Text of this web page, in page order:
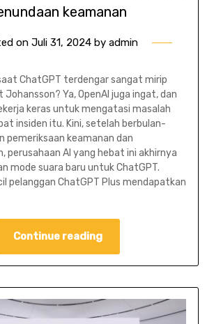
keamanan
on Juli 31, 2024 by admin
ChatGPT terdengar sangat mirip
Ya, OpenAI juga ingat, dan
keras untuk mengatasi masalah
insiden itu. Kini, setelah berbulan-
pemeriksaan keamanan dan
perusahaan AI yang hebat ini akhirnya
mode suara baru untuk ChatGPT.
pelanggan ChatGPT Plus mendapatkan
Continue reading